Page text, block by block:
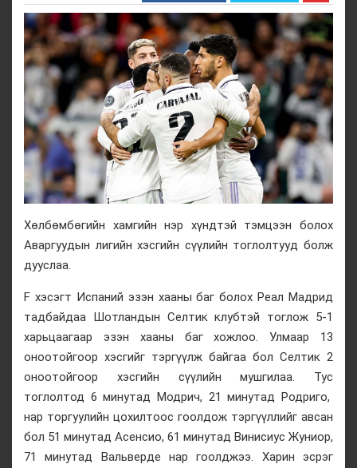
Хөлбөмбөгийн хамгийн нэр хүндтэй тэмцээн болох
Аваргуудын лигийн хэсгийн сүүлийн тоглолтууд болж
дууслаа.
F хэсэгт Испаний эзэн хааны баг болох Реал Мадрид
тадбайдаа Шотландын Селтик клубтэй тоглож 5-1
харьцаагаар эзэн хааны баг хожлоо. Улмаар 13
оноотойгоор хэсгийг тэргүүлж байгаа бол Селтик 2
оноотойгоор хэсгийн сүүлийн мушгилаа. Тус
тоглолтод 6 минутад Модрич, 21 минутад Родриго,
нар торгуулийн цохилтоос гоолдож тэргүүллийг авсан
бол 51 минутад Асенсио, 61 минутад Винисиус Жуниор,
71 минутад Вальверде нар гоолджээ. Харин эсрэг